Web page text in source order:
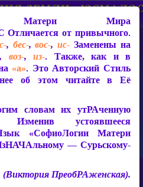
Мира
Свет во Тьме Единство
Матери Мира
Отличается от привычного.
, бес-,вос-,ис- Заменены на
, воз-,из-. Также, как и в
«а». Это Авторский Стиль
об этом читайте в Её
словам их утРАченную
Изменив устоявшееся
«СофиоЛогии Матери
— Сурьскому-
(Виктория ПреобРАженская).